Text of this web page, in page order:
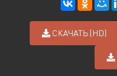
СКАЧАТЬ (HD)